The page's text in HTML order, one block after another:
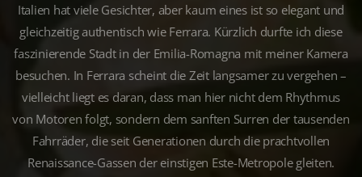
Italien hat viele Gesichter, aber kaum eines ist so elegant und
gleichzeitig authentisch wie Ferrara. Kürzlich durfte ich diese
faszinierende Stadt in der Emilia-Romagna mit meiner Kamera
besuchen. In Ferrara scheint die Zeit langsamer zu vergehen –
vielleicht liegt es daran, dass man hier nicht dem Rhythmus
von Motoren folgt, sondern dem sanften Surren der tausenden
Fahrräder, die seit Generationen durch die prachtvollen
Renaissance-Gassen der einstigen Este-Metropole gleiten.